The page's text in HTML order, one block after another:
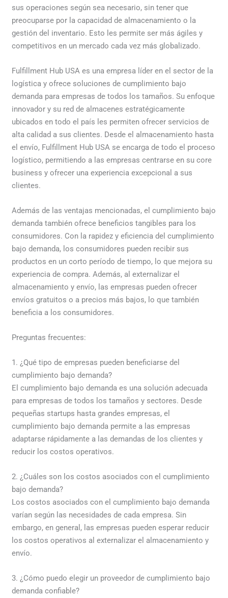
sus operaciones según sea necesario, sin tener que
preocuparse por la capacidad de almacenamiento o la
gestión del inventario. Esto les permite ser más ágiles y
competitivos en un mercado cada vez más globalizado.
Fulfillment Hub USA es una empresa líder en el sector de la
logística y ofrece soluciones de cumplimiento bajo
demanda para empresas de todos los tamaños. Su enfoque
innovador y su red de almacenes estratégicamente
ubicados en todo el país les permiten ofrecer servicios de
alta calidad a sus clientes. Desde el almacenamiento hasta
el envío, Fulfillment Hub USA se encarga de todo el proceso
logístico, permitiendo a las empresas centrarse en su core
business y ofrecer una experiencia excepcional a sus
clientes.
Además de las ventajas mencionadas, el cumplimiento bajo
demanda también ofrece beneficios tangibles para los
consumidores. Con la rapidez y eficiencia del cumplimiento
bajo demanda, los consumidores pueden recibir sus
productos en un corto período de tiempo, lo que mejora su
experiencia de compra. Además, al externalizar el
almacenamiento y envío, las empresas pueden ofrecer
envíos gratuitos o a precios más bajos, lo que también
beneficia a los consumidores.
Preguntas frecuentes:
1. ¿Qué tipo de empresas pueden beneficiarse del
cumplimiento bajo demanda?
El cumplimiento bajo demanda es una solución adecuada
para empresas de todos los tamaños y sectores. Desde
pequeñas startups hasta grandes empresas, el
cumplimiento bajo demanda permite a las empresas
adaptarse rápidamente a las demandas de los clientes y
reducir los costos operativos.
2. ¿Cuáles son los costos asociados con el cumplimiento
bajo demanda?
Los costos asociados con el cumplimiento bajo demanda
varían según las necesidades de cada empresa. Sin
embargo, en general, las empresas pueden esperar reducir
los costos operativos al externalizar el almacenamiento y
envío.
3. ¿Cómo puedo elegir un proveedor de cumplimiento bajo
demanda confiable?